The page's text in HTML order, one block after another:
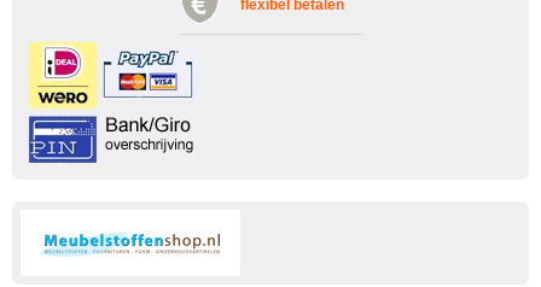
flexibel betalen